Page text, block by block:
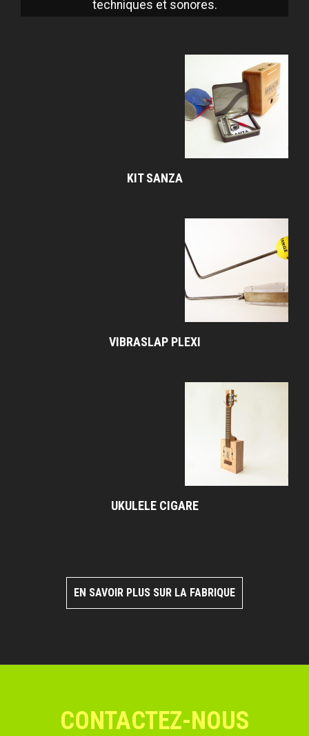
techniques et sonores.
KIT SANZA
VIBRASLAP PLEXI
UKULELE CIGARE
EN SAVOIR PLUS SUR LA FABRIQUE
CONTACTEZ-NOUS